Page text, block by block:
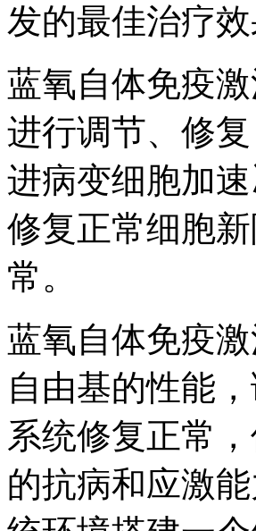
发的最佳治疗效
蓝氧自体免疫
进行调节、修
进病变细胞加
修复正常细胞
常。
蓝氧自体免疫
自由基的性能
系统修复正常
的抗病和应激